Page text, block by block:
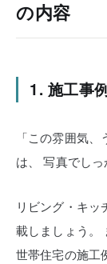
の内容
1. 施工事
「この雰囲気
は、
写真でしっ
リビング・キッ
載しましょう。
世帯住宅の施工